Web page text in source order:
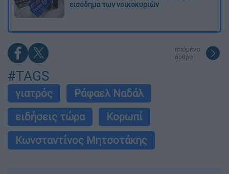
εισόδημα των νοικοκυριών
επόμενο
άρθρο
#TAGS
γιατρός
Ράφαελ Ναδάλ
ειδήσεις τώρα
Κορωπί
Κωνσταντίνος Μητσοτάκης